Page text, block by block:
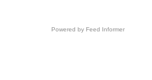
Powered by Feed Informer